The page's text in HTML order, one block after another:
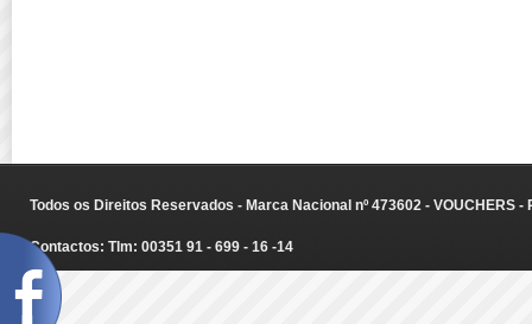
Todos os Direitos Reservados - Marca Nacional nº 473602 - VOUCHERS
Contactos: Tlm: 00351 91 - 699 - 16 -14